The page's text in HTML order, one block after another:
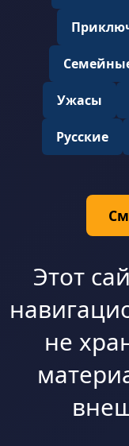
Ужасы
Русские
Этот
не